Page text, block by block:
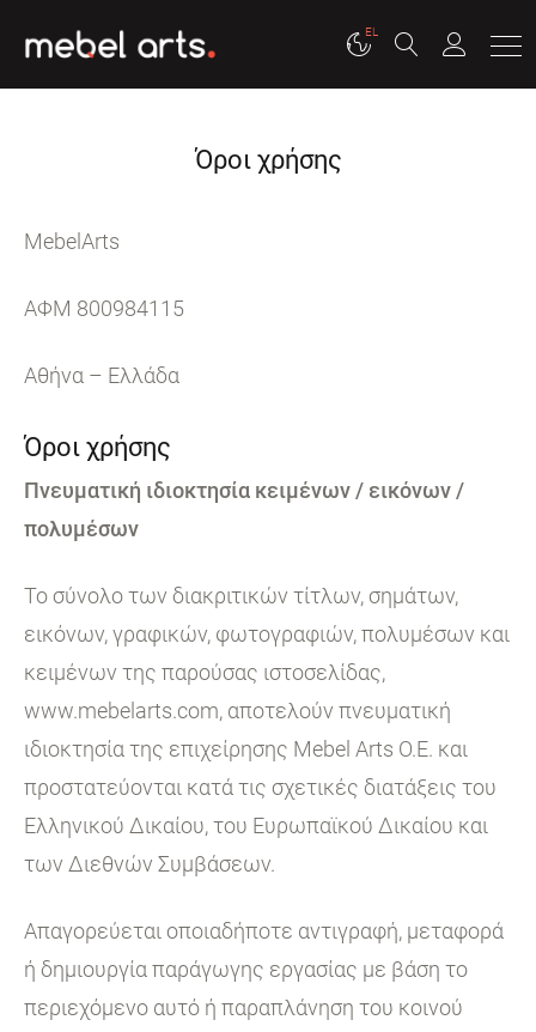
EL
Όροι χρήσης
MebelArts
ΑΦΜ 800984115
Αθήνα – Ελλάδα
Όροι χρήσης
Πνευματική ιδιοκτησία κειμένων / εικόνων /
πολυμέσων
Το σύνολο των διακριτικών τίτλων, σημάτων,
εικόνων, γραφικών, φωτογραφιών, πολυμέσων και
κειμένων της παρούσας ιστοσελίδας,
www.mebelarts.com, αποτελούν πνευματική
ιδιοκτησία της επιχείρησης Mebel Arts O.E. και
προστατεύονται κατά τις σχετικές διατάξεις του
Ελληνικού Δικαίου, του Ευρωπαϊκού Δικαίου και
των Διεθνών Συμβάσεων.
Απαγορεύεται οποιαδήποτε αντιγραφή, μεταφορά
ή δημιουργία παράγωγης εργασίας με βάση το
περιεχόμενο αυτό ή παραπλάνηση του κοινού